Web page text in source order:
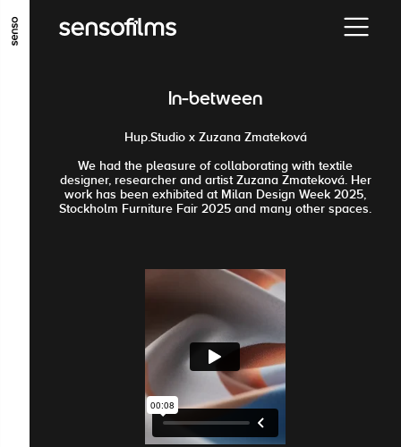
ALLER AU CONTENU PRINCIPAL
ALLER EN BAS DE PAGEIn-between
Hup.Studio x Zuzana Zmateková
We had the pleasure of collaborating with textile
designer, researcher and artist Zuzana Zmateková. Her
work has been exhibited at Milan Design Week 2025,
Stockholm Furniture Fair 2025 and many other spaces.